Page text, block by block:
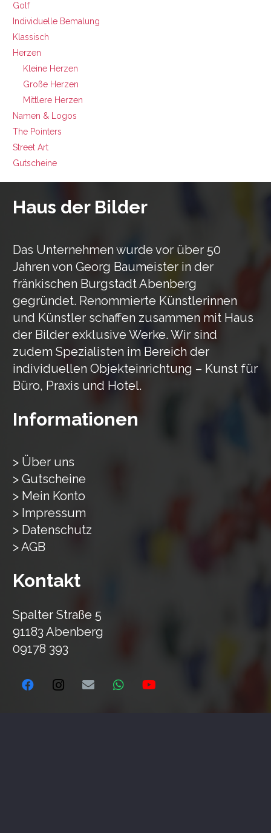
Golf
Individuelle Bemalung
Klassisch
Herzen
Kleine Herzen
Große Herzen
Mittlere Herzen
Namen & Logos
The Pointers
Street Art
Gutscheine
Haus der Bilder
Das Unternehmen wurde vor über 50
Jahren von Georg Baumeister in der
fränkischen Burgstadt Abenberg
gegründet. Renommierte Künstlerinnen
und Künstler schaffen zusammen mit Haus
der Bilder exklusive Werke. Wir sind
zudem Spezialisten im Bereich der
individuellen Objekteinrichtung – Kunst für
Büro, Praxis und Hotel.
Informationen
> Über uns
> Gutscheine
> Mein Konto
> Impressum
> Datenschutz
> AGB
Kontakt
Spalter Straße 5
91183 Abenberg
09178 393